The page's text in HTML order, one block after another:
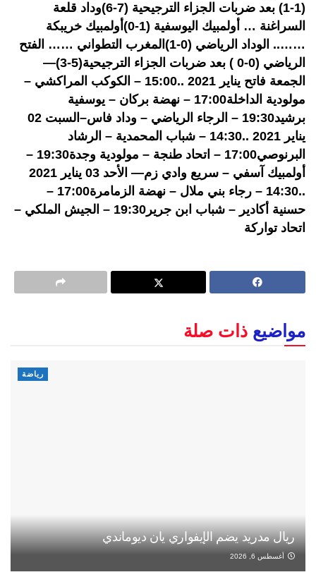
(1-1) بعد ضربات الجزاء الترجيحية (7-6)وداد قلعة
السراغنة … أولمبيك اليوسفية (1-0)أولمبيك خريبكة
…….. الوداد الرياضي (0-1)المغرب التطواني …… الفتح
الرياضي (0-0 ) بعد ضربات الجزاء الترجيحية(5-3)—
الجمعة فاتح يناير 2021 ..15:00 – الكوكب المراكشي –
مولودية الداخلة17:00 – نهضة بركان – يوسفية
برشيد19:30 – الرجاء الرياضي – وداد فاس–السبت 02
يناير 2021 ..14:30 – شباب المحمدية – الرشاد
البرنوصي17:00 – اتحاد طنجة – مولودية وجدة19:30 –
أولمبيك آسفي – سريع وادي زم— الأحد 03 يناير 2021
..14:30 – رجاء بني ملال – نهضة الزمامرة17:00 –
حسنية أكادير – شباب ابن جرير19:30 – الجيش الملكي –
اتحاد تواركة
مواضيع ذات صلة
رياضة
ريال مدريد يضم الإيفواري يان ديوماندي
أغسطس 6, 2026